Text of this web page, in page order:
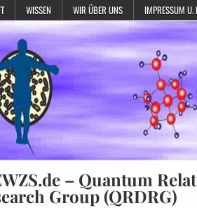
WISSEN WIR ÜBER UNS IMPRESSUM U.
– Quantum
Group (QRDRG)